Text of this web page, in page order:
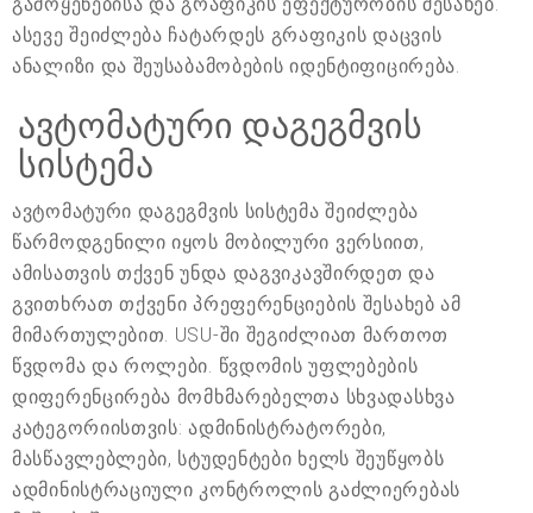
ასევე შეიძლება ჩატარდეს გრაფიკის დაცვის
ანალიზი და შეუსაბამობების იდენტიფიცირება.
ავტომატური დაგეგმვის
სისტემა
ავტომატური დაგეგმვის სისტემა შეიძლება
წარმოდგენილი იყოს მობილური ვერსიით,
ამისათვის თქვენ უნდა დაგვიკავშირდეთ და
გვითხრათ თქვენი პრეფერენციების შესახებ ამ
მიმართულებით. USU-ში შეგიძლიათ მართოთ
წვდომა და როლები. წვდომის უფლებების
დიფერენცირება მომხმარებელთა სხვადასხვა
კატეგორიისთვის: ადმინისტრატორები,
მასწავლებლები, სტუდენტები ხელს შეუწყობს
ადმინისტრაციული კონტროლის გაძლიერებას